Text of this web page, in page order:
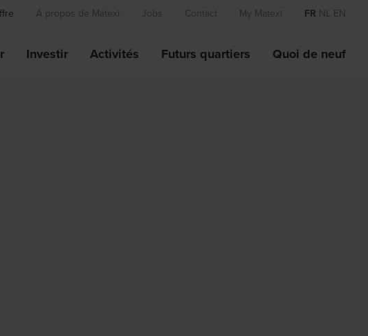
Á propos de Matexi Jobs Contact My Matexi FR NL EN
Investir Activités Futurs quartiers Quoi de neuf